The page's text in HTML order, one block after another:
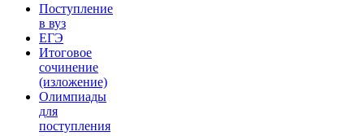
Поступление
в вуз
ЕГЭ
Итоговое
сочинение
(изложение)
Олимпиады
для
поступления